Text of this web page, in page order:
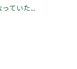
ていた...